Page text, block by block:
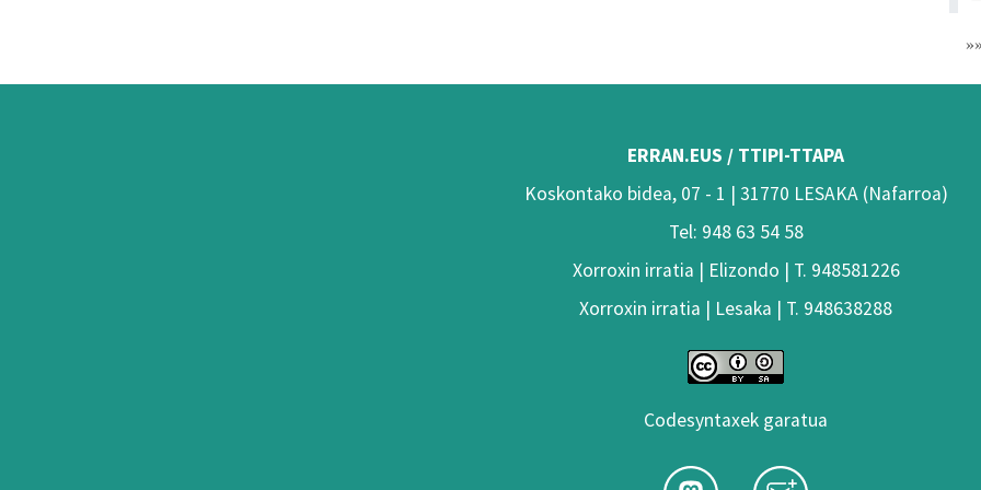
»»
ERRAN.EUS / TTIPI-TTAPA
Koskontako bidea, 07 - 1 | 31770 LESAKA (Nafarroa)
Tel: 948 63 54 58
Xorroxin irratia | Elizondo | T. 948581226
Xorroxin irratia | Lesaka | T. 948638288
Codesyntaxek garatua